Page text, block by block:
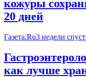
кожуры
20 дней
Газета.Ru3 недели
как лучше